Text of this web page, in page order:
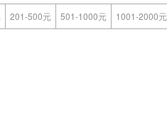
201-500元 501-1000元 1001-2000元